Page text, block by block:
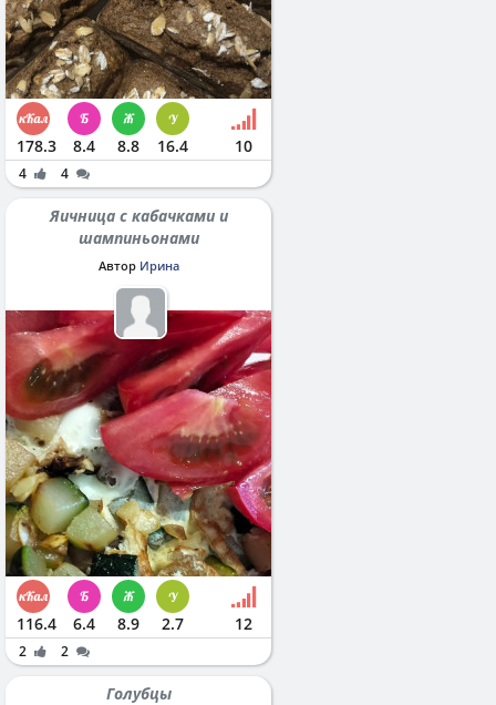
178.3 8.4 8.8 16.4 10
4 4
Яичница с кабачками и
шампиньонами
Автор Ирина
116.4 6.4 8.9 2.7 12
2 2
Голубцы